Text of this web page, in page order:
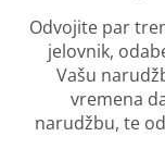
Odvojite par
jelovnik,
Vašu
vremena
narudžbu, te